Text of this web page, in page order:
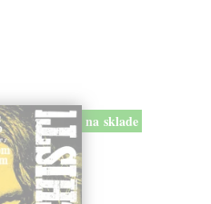
na sklade